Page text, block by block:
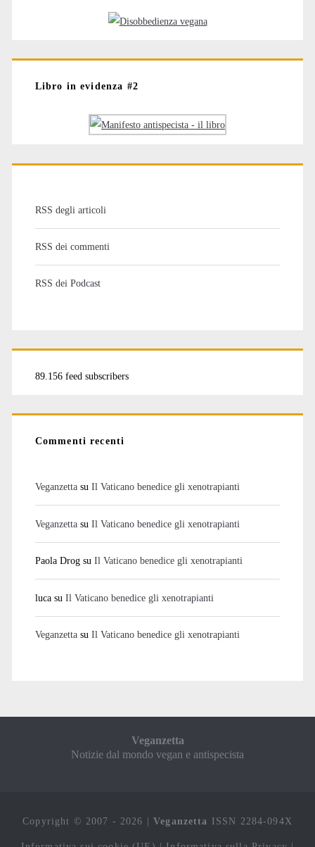
Libro in evidenza #2
RSS degli articoli
RSS dei commenti
RSS dei Podcast
89.156 feed subscribers
Commenti recenti
Veganzettasu Il Vaticano benedice gli xenotrapianti
Veganzettasu Il Vaticano benedice gli xenotrapianti
Paola Drogsu Il Vaticano benedice gli xenotrapianti
lucasu Il Vaticano benedice gli xenotrapianti
Veganzettasu Il Vaticano benedice gli xenotrapianti
Veganzetta
Notizie dal mondo vegan e antispecista
Copyright © 2007 - 2026 |Veganzetta ISSN 2284-094X